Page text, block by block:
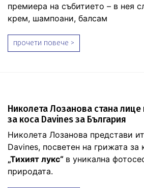
премиера на събитието – в нея
крем, шампоани, балсам
прочети повече >
Николета Лозанова стана лице
за коса Davines за България
Николета Лозанова представи
Davines, посветен на грижата за
„Тихият лукс“ в уникална
природата.